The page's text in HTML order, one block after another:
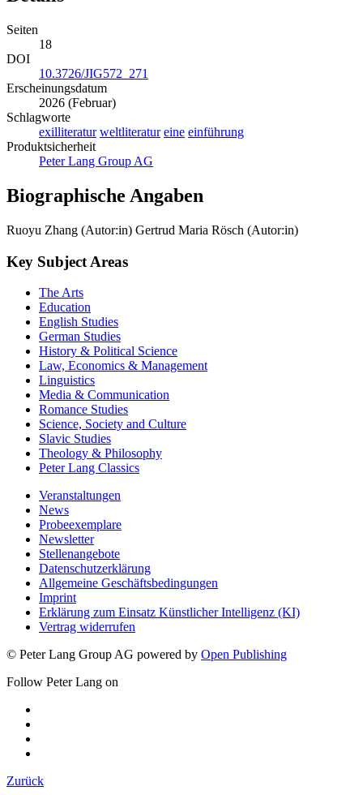
Seiten
18
DOI
10.3726/JIG572_271
Erscheinungsdatum
2026 (Februar)
Schlagworte
exilliteratur weltliteratur eine einführung
Produktsicherheit
Peter Lang Group AG
Biographische Angaben
Ruoyu Zhang (Autor:in) Gertrud Maria Rösch (Autor:in)
Key Subject Areas
The Arts
Education
English Studies
German Studies
History & Political Science
Law, Economics & Management
Linguistics
Media & Communication
Romance Studies
Science, Society and Culture
Slavic Studies
Theology & Philosophy
Peter Lang Classics
Veranstaltungen
News
Probeexemplare
Newsletter
Stellenangebote
Datenschutzerklärung
Allgemeine Geschäftsbedingungen
Imprint
Erklärung zum Einsatz Künstlicher Intelligenz (KI)
Vertrag widerrufen
© Peter Lang Group AG powered by Open Publishing
Follow Peter Lang on
Zurück